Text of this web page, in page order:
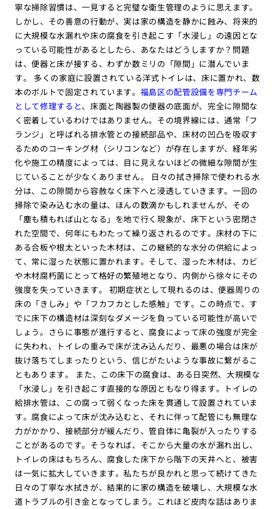
寧な掃除習慣は、一見すると完璧な衛生管理のように思えます。
しかし、その善意の行動が、実は家の構造を静かに蝕み、将来的
に大規模な水漏れや床の腐食を引き起こす「水浸し」の遠因とな
っている可能性があるとしたら、あなたはどうしますか？問題
は、便器と床が接する、わずか数ミリの「隙間」に潜んでいま
す。 多くの家庭に設置されている洋式トイレは、床に置かれ、数
本のボルトで固定されています。 福島区の配管設備を専門チーム
として修理すると、床面と陶器製の便器の底面が、完全に隙間な
く密着しているわけではありません。その境界線には、通常「フ
ランジ」と呼ばれる排水管との接続部品や、床材の凹凸を吸収す
るためのコーキング材（シリコンなど）が存在しますが、経年劣
化や施工の精度によっては、目に見えないほどの微細な隙間が生
じていることが少なくありません。 日々の拭き掃除で使われる水
分は、この隙間から容赦なく床下へと浸透していきます。一回の
掃除で染み込む水の量は、ほんの数滴かもしれませんが、その
「塵も積もれば山となる」を地で行く現象が、床下という密閉さ
れた空間で、何年にもわたって繰り返されるのです。床材の下に
ある合板や根太といった木材は、この継続的な水分の供給によっ
て、常に湿った状態に置かれます。そして、湿った木材は、カビ
や木材腐朽菌にとって格好の繁殖地となり、内側から徐々にその
強度を失っていきます。 初期症状として現れるのは、便器周りの
床の「きしみ」や「フカフカとした感触」です。この時点で、す
でに床下の構造材は深刻なダメージを負っている可能性が高いで
しょう。さらに事態が進行すると、腐食によって床の強度が完全
に失われ、トイレの重みで床が沈み込んだり、最悪の場合は床が
抜け落ちてしまったりという、信じがたいような事故に繋がるこ
ともあります。 また、この床下の腐食は、ある日突然、大規模な
「水浸し」を引き起こす直接的な原因ともなり得ます。トイレの
給排水管は、この腐って弱くなった床を貫通して設置されていま
す。腐食によって床が沈み込むと、それに伴って配管にも無理な
力がかかり、接続部分が緩んだり、管自体に亀裂が入ったりする
ことがあるのです。そうなれば、そこから大量の水が漏れ出し、
トイレの床はもちろん、腐食した床下から階下の天井へと、被害
は一気に拡大していきます。私たちが良かれと思って続けてきた
日々の丁寧な水拭きが、結果的に家の構造を破壊し、大規模な水
道トラブルの引き金となってしまう。これほど皮肉な話はありま